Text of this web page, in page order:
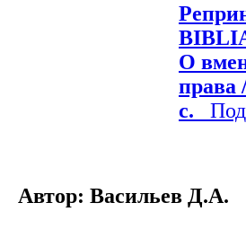
О
права
с.
Автор: Васильев Д.А.